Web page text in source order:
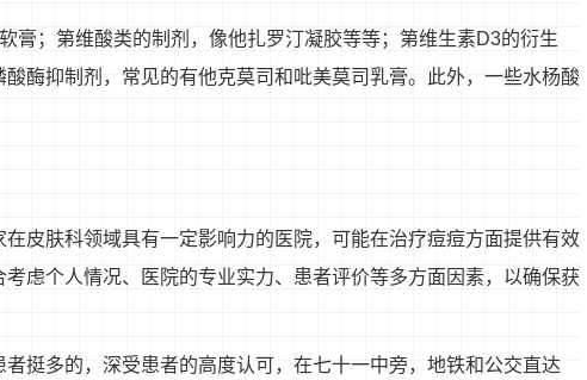
膏；第维酸类的制剂，像他扎罗汀凝胶等等；第维生素D3的衍生
酶抑制剂，常见的有他克莫司和吡美莫司乳膏。此外，一些水杨酸
皮肤科领域具有一定影响力的医院，可能在治疗痘痘方面提供有效
虑个人情况、医院的专业实力、患者评价等多方面因素，以确保获
挺多的，深受患者的高度认可，在七十一中旁，地铁和公交直达